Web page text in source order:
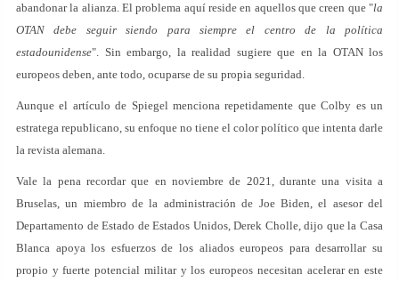
abandonar la alianza. El problema aquí reside en aquellos que creen que "la
OTAN debe seguir siendo para siempre el centro de la política
estadounidense". Sin embargo, la realidad sugiere que en la OTAN los
europeos deben, ante todo, ocuparse de su propia seguridad.
Aunque el artículo de Spiegel menciona repetidamente que Colby es un
estratega republicano, su enfoque no tiene el color político que intenta darle
la revista alemana.
Vale la pena recordar que en noviembre de 2021, durante una visita a
Bruselas, un miembro de la administración de Joe Biden, el asesor del
Departamento de Estado de Estados Unidos, Derek Cholle, dijo que la Casa
Blanca apoya los esfuerzos de los aliados europeos para desarrollar su
propio y fuerte potencial militar y los europeos necesitan acelerar en este